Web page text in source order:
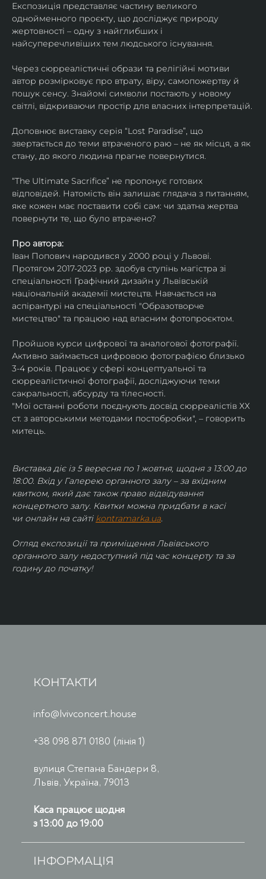
Експозиція представляє частину великого
однойменного проєкту, що досліджує природу
жертовності – одну з найглибших і
найсуперечливіших тем людського існування.
Через сюрреалістичні образи та релігійні мотиви
автор розмірковує про втрату, віру, самопожертву й
пошук сенсу. Знайомі символи постають у новому
світлі, відкриваючи простір для власних інтерпретацій.
Доповнює виставку серія “Lost Paradise”, що
звертається до теми втраченого раю – не як місця, а як
стану, до якого людина прагне повернутися.
“The Ultimate Sacrifice” не пропонує готових
відповідей. Натомість він залишає глядача з питанням,
яке кожен має поставити собі сам: чи здатна жертва
повернути те, що було втрачено?
Про автора:
Іван Попович народився у 2000 році у Львові.
Протягом 2017-2023 рр. здобув ступінь магістра зі
спеціальності Графічний дизайн у Львівській
національній академії мистецтв. Навчається на
аспірантурі на спеціальності "Образотворче
мистецтво" та працюю над власним фотопроєктом.
Пройшов курси цифрової та аналогової фотографії.
Активно займається цифровою фотографією близько
3-4 років. Працює у сфері концептуальної та
сюрреалістичної фотографії, досліджуючи теми
сакральності, абсурду та тілесності.
"Мої останні роботи поєднують досвід сюрреалістів ХХ
ст. з авторськими методами постобробки", – говорить
митець.
Виставка діє із 5 вересня по 1 жовтня, щодня з 13:00 до
18:00. Вхід у Галерею органного залу – за вхідним
квитком, який дає також право відвідування
концертного залу. Квитки можна придбати в касі
чи онлайн на сайті kontramarka.ua.
Огляд експозиції та приміщення Львівського
органного залу недоступний під час концерту та за
годину до початку!
КОНТАКТИ
info@lvivconcert.house
+38 098 871 0180 (лінія 1)
вулиця Степана Бандери 8,
Львів, Україна, 79013
Каса працює щодня
з 13:00 до 19:00
ІНФОРМАЦІЯ